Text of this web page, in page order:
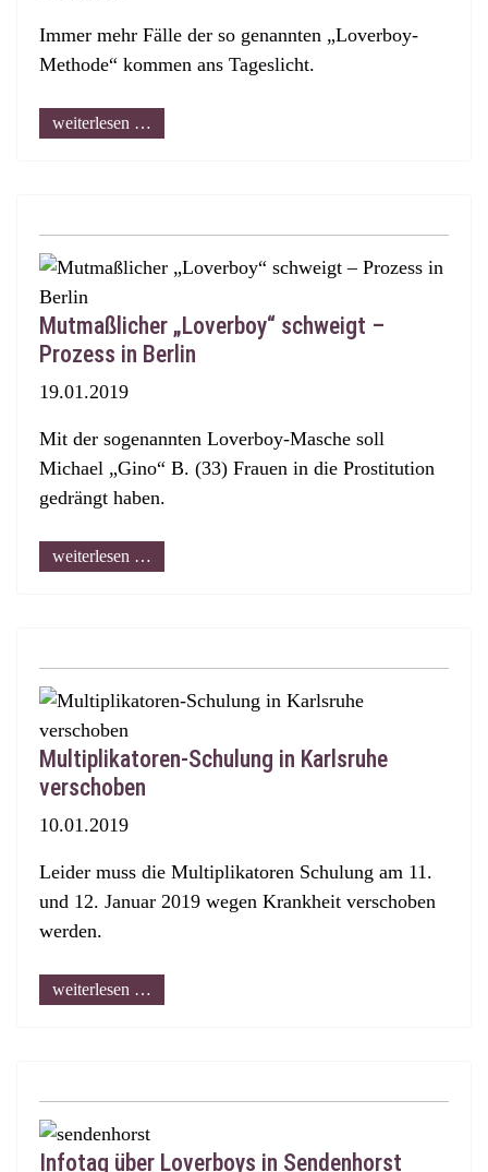
Immer mehr Fälle der so genannten „Loverboy-
Methode“ kommen ans Tageslicht.
weiterlesen …
Mutmaßlicher „Loverboy“ schweigt –
Prozess in Berlin
19.01.2019
Mit der sogenannten Loverboy-Masche soll
Michael „Gino“ B. (33) Frauen in die Prostitution
gedrängt haben.
weiterlesen …
Multiplikatoren-Schulung in Karlsruhe
verschoben
10.01.2019
Leider muss die Multiplikatoren Schulung am 11.
und 12. Januar 2019 wegen Krankheit verschoben
werden.
weiterlesen …
Infotag über Loverboys in Sendenhorst